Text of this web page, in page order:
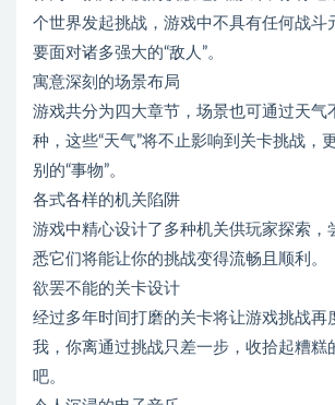
个世界发起挑战，游戏中不具有任何战斗
要面对诸多强大的“敌人”。
寓意深刻的场景布局
游戏共分为四大章节，场景也可通过天气
种，这些“天气”将不止影响到关卡挑战，
别的“事物”。
各式各样的机关陷阱
游戏中精心设计了多种机关供玩家探索，
悉它们将能让你的挑战变得流畅且顺利。
欲罢不能的关卡设计
经过多年时间打磨的关卡将让游戏挑战再
我，你离通过挑战只差一步，收拾起糟糕
吧。